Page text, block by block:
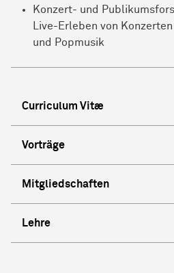
Konzert- und
Live-Erleben von
und Popmusik
Curriculum Vitæ
Vorträge
Mitgliedschaften
Lehre